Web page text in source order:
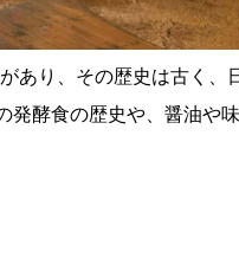
あり、その歴史は古く、
発酵食の歴史や、醤油や